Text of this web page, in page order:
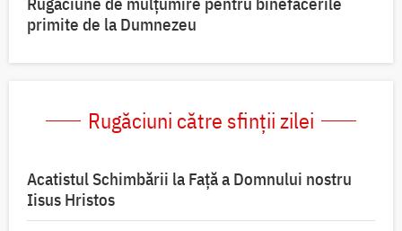
primite de la Dumnezeu
Rugăciuni către sfinții zilei
Acatistul Schimbării la Faţă a Domnului nostru
Iisus Hristos